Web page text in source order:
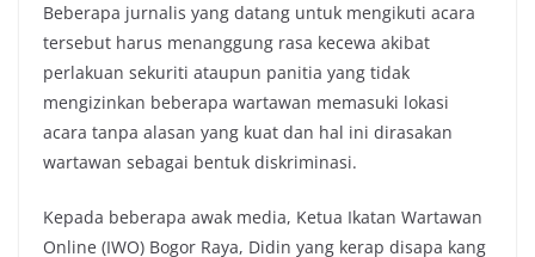
Beberapa jurnalis yang datang untuk mengikuti acara
tersebut harus menanggung rasa kecewa akibat
perlakuan sekuriti ataupun panitia yang tidak
mengizinkan beberapa wartawan memasuki lokasi
acara tanpa alasan yang kuat dan hal ini dirasakan
wartawan sebagai bentuk diskriminasi.
Kepada beberapa awak media, Ketua Ikatan Wartawan
Online (IWO) Bogor Raya, Didin yang kerap disapa kang